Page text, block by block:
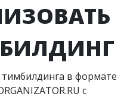
в формате
с